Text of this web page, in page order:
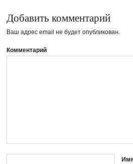
Добавить комментарий
Ваш адрес email не будет опубликован.
Комментарий